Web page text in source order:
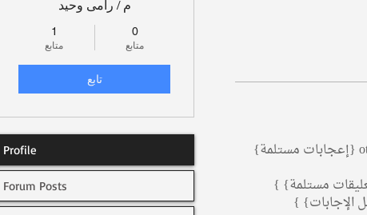
{count, plural، =0 {إعجابات مستلمة} =1 {إعجابات مستلمة} other {إعجابات مستلمة}
م / رامى وحيد
0
متابع
1
متابع
تابع
Profile
Forum Posts